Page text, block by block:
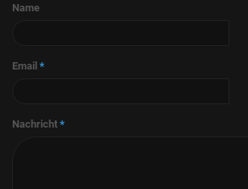
Name
Email *
Nachricht *